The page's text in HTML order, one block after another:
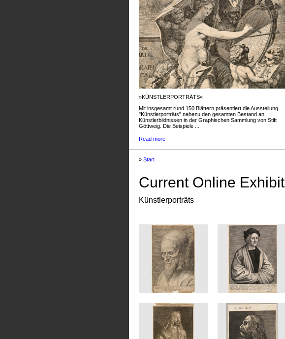
»KÜNSTLERPORTRÄTS«
Mit insgesamt rund 150 Blättern präsentiert die Ausstellung
"Künstlerporträts" nahezu den gesamten Bestand an
Künstlerbildnissen in der Graphischen Sammlung von Stift
Göttweig. Die Beispiele ...
Read more
» Start
Current Online
Künstlerporträts